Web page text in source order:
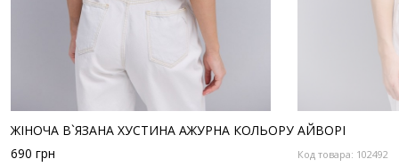
ЖІНОЧА В`ЯЗАНА ХУСТИНА АЖУРНА КОЛЬОРУ АЙВОРІ
Код товара: 102492
690 грн